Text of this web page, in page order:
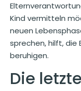
Kind vermitteln
neuen
sprechen, hilft, die
beruhigen.
Die